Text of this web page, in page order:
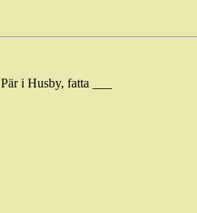
Pär i Husby, fatta ___